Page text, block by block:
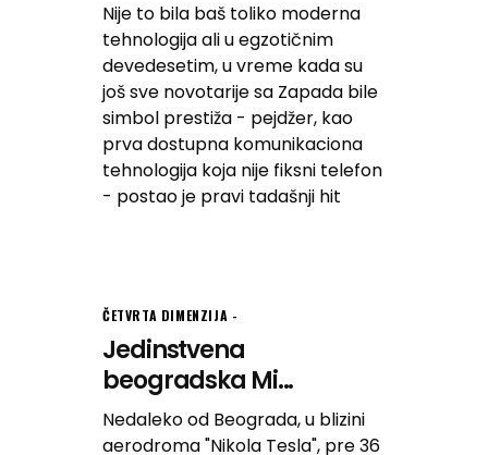
Nije to bila baš toliko moderna
tehnologija ali u egzotičnim
devedesetim, u vreme kada su
još sve novotarije sa Zapada bile
simbol prestiža - pejdžer, kao
prva dostupna komunikaciona
tehnologija koja nije fiksni telefon
- postao je pravi tadašnji hit
ČETVRTA DIMENZIJA
Jedinstvena
beogradska Mi...
Nedaleko od Beograda, u blizini
aerodroma "Nikola Tesla", pre 36